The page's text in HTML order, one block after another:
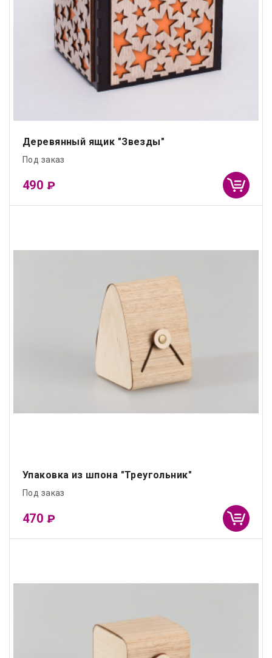
Деревянный ящик "Звезды"
Под заказ
490 ₽
Упаковка из шпона "Треугольник"
Под заказ
470 ₽